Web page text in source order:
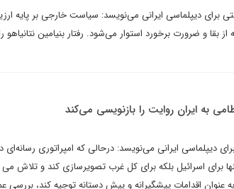
برای دیپلماسی ایرانی می‌نویسد: سیاست خارجی بر پایه
از بقا و ضرورت برخورد استوار می‌شود. رفتار بنیامین
به ایران روایت را بازنویسی می‌کند
دیپلماسی ایرانی می‌نویسد: درحالی که امپراتوری
برای اسرائیل بلکه برای کل غرب تصویرسازی کند و تلاش
به عنوان اقدامات پیشگیرانه و پیش دستانه توجیه کند،